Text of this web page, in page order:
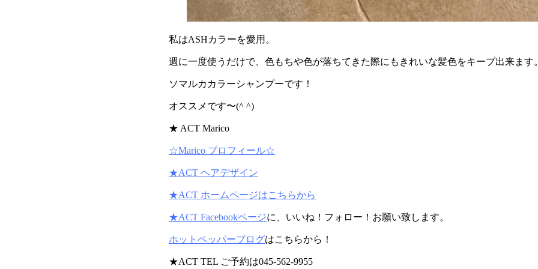
私はASHカラーを愛用。
週に一度使うだけで、色もちや色が落ちてきた際にもきれいな髪色をキープ出来ます
ソマルカカラーシャンプーです！
オススメです〜(^ ^)
★ ACT Marico
☆Marico プロフィール☆
★ACT ヘアデザイン
★ACT ホームページはこちらから
★ACT Facebookページに、いいね！フォロー！お願い致します。
ホットペッパーブログはこちらから！
★ACT TEL ご予約は045-562-9955